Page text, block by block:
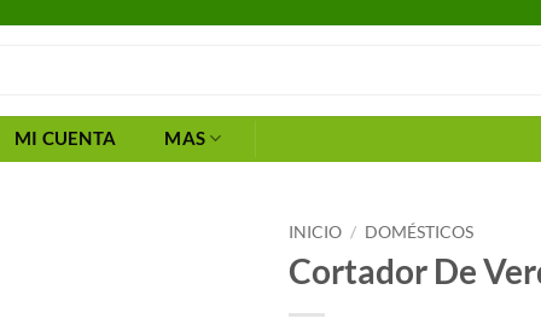
MI CUENTA MAS
INICIO / DOMÉSTICOS
Cortador De